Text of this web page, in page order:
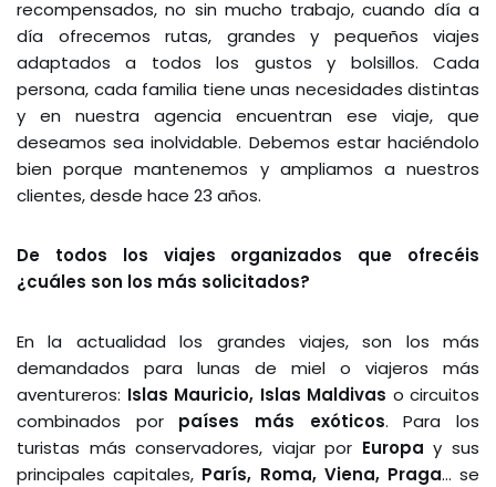
recompensados, no sin mucho trabajo, cuando día a
día ofrecemos rutas, grandes y pequeños viajes
adaptados a todos los gustos y bolsillos. Cada
persona, cada familia tiene unas necesidades distintas
y en nuestra agencia encuentran ese viaje, que
deseamos sea inolvidable. Debemos estar haciéndolo
bien porque mantenemos y ampliamos a nuestros
clientes, desde hace 23 años.
De todos los viajes organizados que ofrecéis
¿cuáles son los más solicitados?
En la actualidad los grandes viajes, son los más
demandados para lunas de miel o viajeros más
aventureros: Islas Mauricio, Islas Maldivas o circuitos
combinados por países más exóticos. Para los
turistas más conservadores, viajar por Europa y sus
principales capitales, París, Roma, Viena, Praga… se